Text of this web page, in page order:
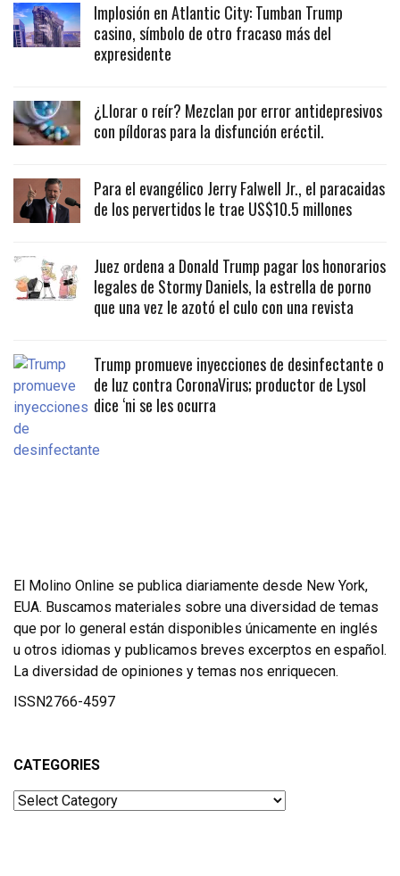
Implosión en Atlantic City: Tumban Trump
casino, símbolo de otro fracaso más del
expresidente
¿Llorar o reír? Mezclan por error antidepresivos
con píldoras para la disfunción eréctil.
Para el evangélico Jerry Falwell Jr., el paracaidas
de los pervertidos le trae US$10.5 millones
Juez ordena a Donald Trump pagar los honorarios
legales de Stormy Daniels, la estrella de porno
que una vez le azotó el culo con una revista
Trump promueve inyecciones de desinfectante o
de luz contra CoronaVirus; productor de Lysol
dice ‘ni se les ocurra
El Molino Online se publica diariamente desde New York,
EUA. Buscamos materiales sobre una diversidad de temas
que por lo general están disponibles únicamente en inglés
u otros idiomas y publicamos breves excerptos en español.
La diversidad de opiniones y temas nos enriquecen.
ISSN2766-4597
CATEGORIES
Categories